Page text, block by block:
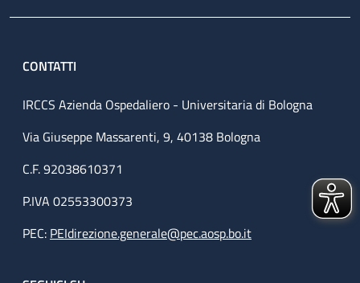
CONTATTI
IRCCS Azienda Ospedaliero - Universitaria di Bologna
Via Giuseppe Massarenti, 9, 40138 Bologna
C.F. 92038610371
P.IVA 02553300373
PEC: PEIdirezione.generale@pec.aosp.bo.it